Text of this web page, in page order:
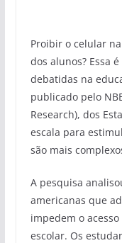
Proibir o celular
dos alunos? Essa
debatidas na
publicado pelo
Research), dos
escala para
são mais
A pesquisa
americanas que
impedem o
escolar. Os